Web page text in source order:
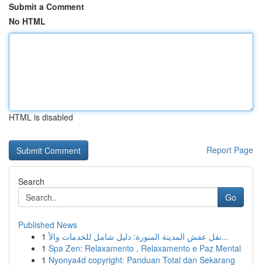
Submit a Comment
No HTML
HTML is disabled
Report Page
Search
Go
Published News
1
نقل عفش المدينة المنورة: دليل شامل للخدمات والأ...
1 Spa Zen: Relaxamento , Relaxamento e Paz Mental
1 Nyonya4d copyright: Panduan Total dan Sekarang